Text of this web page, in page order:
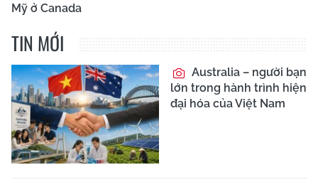
Mỹ ở Canada
TIN MỚI
Australia – người bạn
lớn trong hành trình hiện
đại hóa của Việt Nam